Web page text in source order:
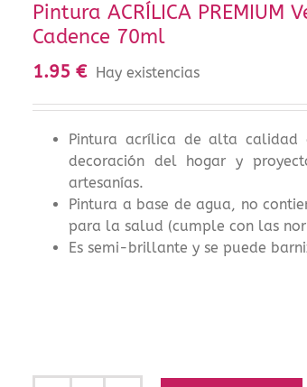
Pintura ACRÍLICA PREMIUM
Cadence 70ml
1.95 € Hay existencias
Pintura acrílica de alta calidad
decoración del hogar y
artesanías.
Pintura a base de agua, no
para la salud (cumple con las
Es semi-brillante y se puede